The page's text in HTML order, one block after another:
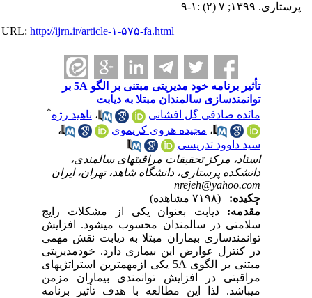
پرستاری. ۱۳۹۹; ۷ (۲) :۱-۹
URL:http://ijrn.ir/article-۱-۵۷۵-fa.html
تأثیر برنامه خود مدیریتی مبتنی بر الگو 5A بر
توانمندسازی سالمندان مبتلا به دیابت
مائده صادقی گل افشانی
،ناهید رژه*
،مجیده هروی کریموی
،
سید داوود تدریسی
استاد، مرکز تحقیقات مراقبتهای سالمندی،
دانشکده پرستاری، دانشگاه شاهد، تهران، ایران
nrejeh@yahoo.com
چکیده:
مقدمه:دیابت بعنوان یکی از مشکلات رایج
سلامتی در سالمندان محسوب میشود. افزایش
توانمندسازی بیماران مبتلا به دیابت نقش مهمی
در کنترل عوارض این بیماری دارد. خودمدیریتی
مبتنی بر الگوی 5A یکی ازمهمترین استراتژیهای
مراقبتی در افزایش توانمندی بیماران مزمن
میباشد. لذا این مطالعه با هدف تأثیر برنامه